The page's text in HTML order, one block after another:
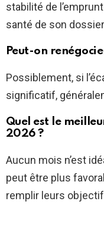
stabilité de
santé de son
Peut-on
Possiblement, si
significatif,
Quel est le
2026 ?
Aucun mois n’est
peut être plus
remplir leurs